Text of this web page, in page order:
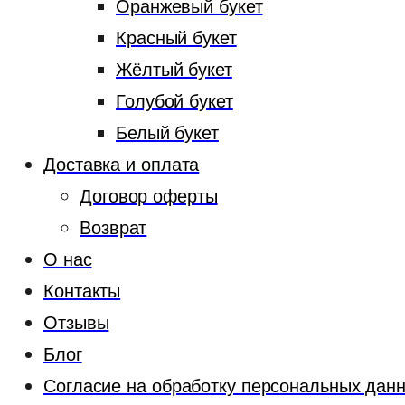
Оранжевый букет
Красный букет
Жёлтый букет
Голубой букет
Белый букет
Доставка и оплата
Договор оферты
Возврат
О нас
Контакты
Отзывы
Блог
Согласие на обработку персональных